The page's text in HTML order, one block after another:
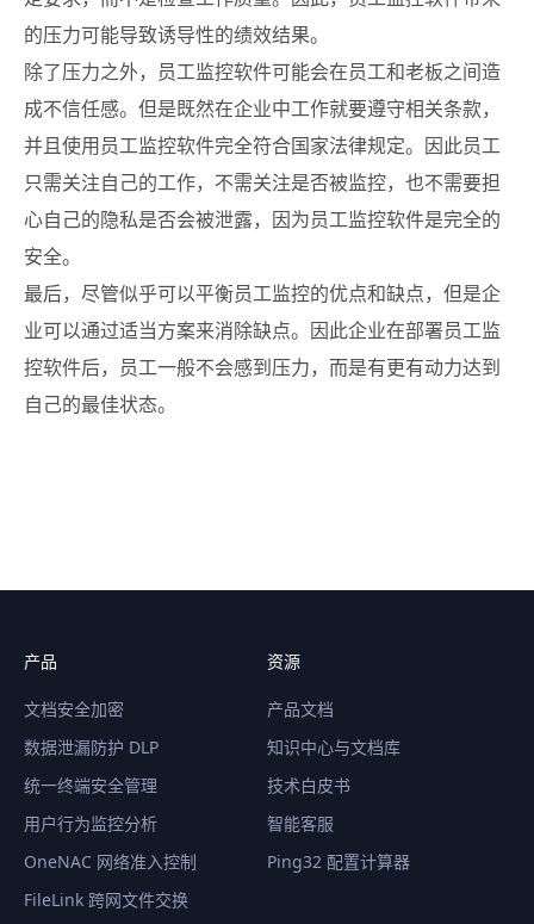
的压力可能导致诱导性的绩效结果。
除了压力之外，员工监控软件可能会在员工和老板之间造
成不信任感。但是既然在企业中工作就要遵守相关条款，
并且使用员工监控软件完全符合国家法律规定。因此员工
只需关注自己的工作，不需关注是否被监控，也不需要担
心自己的隐私是否会被泄露，因为员工监控软件是完全的
安全。
最后，尽管似乎可以平衡员工监控的优点和缺点，但是企
业可以通过适当方案来消除缺点。因此企业在部署员工监
控软件后，员工一般不会感到压力，而是有更有动力达到
自己的最佳状态。
产品
文档安全加密
数据泄漏防护 DLP
统一终端安全管理
用户行为监控分析
OneNAC 网络准入控制
FileLink 跨网文件交换
资源
产品文档
知识中心与文档库
技术白皮书
智能客服
Ping32 配置计算器